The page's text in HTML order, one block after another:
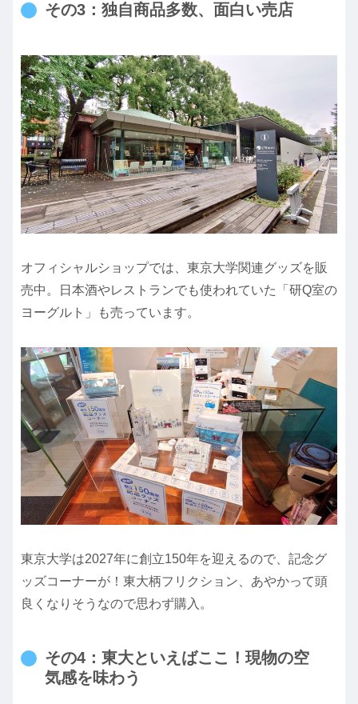
その3：独自商品多数、面白い売店
オフィシャルショップでは、東京大学関連グッズを販
売中。日本酒やレストランでも使われていた「研Q室の
ヨーグルト」も売っています。
東京大学は2027年に創立150年を迎えるので、記念グ
ッズコーナーが！東大柄フリクション、あやかって頭
良くなりそうなので思わず購入。
その4：東大といえばここ！現物の空
気感を味わう